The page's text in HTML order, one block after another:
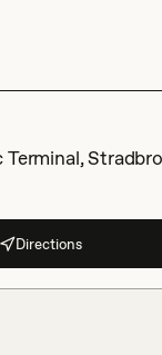
Directions